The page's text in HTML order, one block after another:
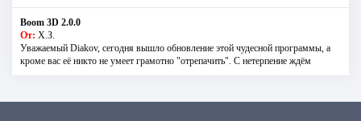
Boom 3D 2.0.0
От: Х.З.
Уважаемый Diakov, сегодня вышло обновление этой чудесной программы, а
кроме вас её никто не умеет грамотно "отрепачить". С нетерпение ждём